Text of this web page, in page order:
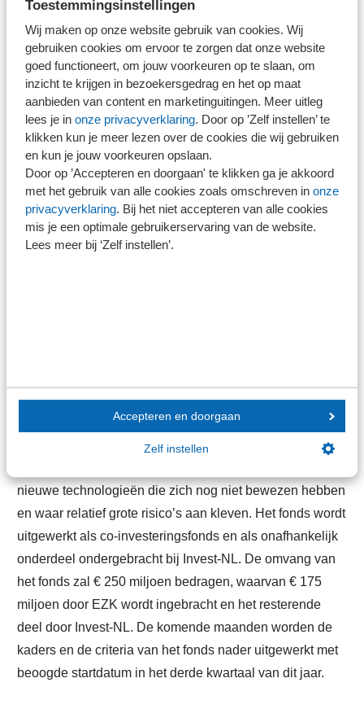
Toestemmingsinstellingen
Wij maken op onze website gebruik van cookies. Wij
gebruiken cookies om ervoor te zorgen dat onze website
goed functioneert, om jouw voorkeuren op te slaan, om
inzicht te krijgen in bezoekersgedrag en het op maat
aanbieden van content en marketinguitingen. Meer uitleg
lees je in onze privacyverklaring. Door op ’Zelf instellen’ te
klikken kun je meer lezen over de cookies die wij gebruiken
en kun je jouw voorkeuren opslaan.
Door op ’Accepteren en doorgaan' te klikken ga je akkoord
met het gebruik van alle cookies zoals omschreven in onze
privacyverklaring. Bij het niet accepteren van alle cookies
mis je een optimale gebruikerservaring van de website.
Lees meer bij ‘Zelf instellen’.
Accepteren en doorgaan
Zelf instellen
Tot slot zijn in de brief van de staatssecretaris twee
maatregelen aangekondigd voor de ondersteuning van
start- en scale-ups. Deze betreffen het Dutch Future Fund
en het Deeptech Fonds. Het Dutch Future Fund (DFF),
met een omvang van € 300 miljoen, is reeds operationeel
en wordt uitgevoerd door het EIF in samenwerking met
Invest-NL. Het fonds investeert in andere
risicokapitaalfondsen, zodat via die investeringsfondsen
de beschikbare hoeveelheid kapitaal voor Nederlandse
in bedrijven met innovatieve complexe technologie,
mogelijk kan maken. Voor innovatieve ondernemingen
die zowel kennis- als kapitaalintensief zijn, is het vaak
nieuwe technologieën die zich nog niet bewezen hebben
en waar relatief grote risico’s aan kleven. Het fonds wordt
uitgewerkt als co-investeringsfonds en als onafhankelijk
onderdeel ondergebracht bij Invest-NL. De omvang van
het fonds zal € 250 miljoen bedragen, waarvan € 175
miljoen door EZK wordt ingebracht en het resterende
deel door Invest-NL. De komende maanden worden de
kaders en de criteria van het fonds nader uitgewerkt met
beoogde startdatum in het derde kwartaal van dit jaar.